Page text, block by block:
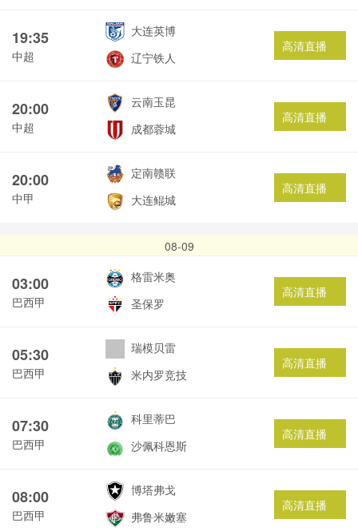
19:35
中超
大连英博
辽宁铁人
高清直播
20:00
中超
云南玉昆
成都蓉城
高清直播
20:00
中甲
定南赣联
大连鲲城
高清直播
08-09
03:00
巴西甲
格雷米奥
圣保罗
高清直播
05:30
巴西甲
瑞模贝雷
米内罗竞技
高清直播
07:30
巴西甲
科里蒂巴
沙佩科恩斯
高清直播
08:00
巴西甲
博塔弗戈
弗鲁米嫩塞
高清直播